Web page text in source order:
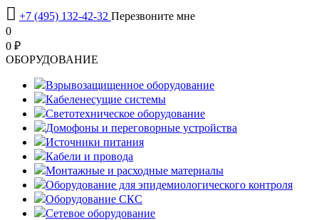
 +7 (495) 132-42-32 Перезвоните мне
0
0 ₽
OБОРУДОВАНИЕ
Взрывозащищенное оборудование
Кабеленесущие системы
Светотехническое оборудование
Домофоны и переговорные устройства
Источники питания
Кабели и провода
Монтажные и расходные материалы
Оборудование для эпидемиологического контроля
Оборудование СКС
Сетевое оборудование